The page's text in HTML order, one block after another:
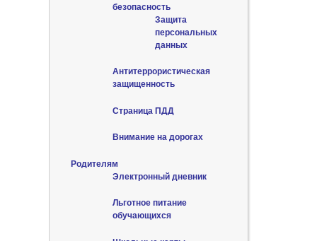
безопасность
Защита
персональных
данных
Антитеррористическая
защищенность
Страница ПДД
Внимание на дорогах
Родителям
Электронный дневник
Льготное питание
обучающихся